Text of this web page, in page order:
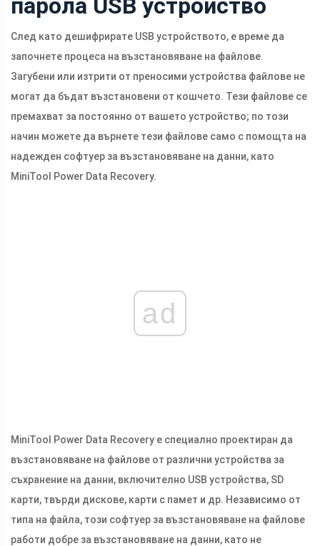
След като дешифрирате USB устройството, е време да
започнете процеса на възстановяване на файлове.
Загубени или изтрити от преносими устройства файлове не
могат да бъдат възстановени от кошчето. Тези файлове се
премахват за постоянно от вашето устройство; по този
начин можете да върнете тези файлове само с помощта на
надежден софтуер за възстановяване на данни, като
MiniTool Power Data Recovery.
ad
MiniTool Power Data Recovery е специално проектиран да
възстановяване на файлове от различни устройства за
съхранение на данни, включително USB устройства, SD
карти, твърди дискове, карти с памет и др. Независимо от
типа на файла, този софтуер за възстановяване на файлове
работи добре за възстановяване на данни, като не